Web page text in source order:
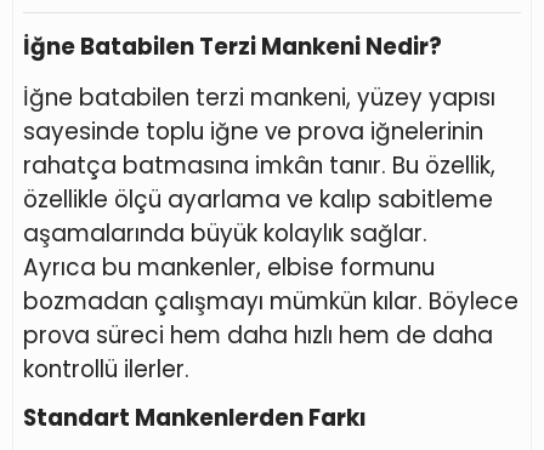
İğne Batabilen Terzi Mankeni Nedir?
İğne batabilen terzi mankeni, yüzey yapısı
sayesinde toplu iğne ve prova iğnelerinin
rahatça batmasına imkân tanır. Bu özellik,
özellikle ölçü ayarlama ve kalıp sabitleme
aşamalarında büyük kolaylık sağlar.
Ayrıca bu mankenler, elbise formunu
bozmadan çalışmayı mümkün kılar. Böylece
prova süreci hem daha hızlı hem de daha
kontrollü ilerler.
Standart Mankenlerden Farkı